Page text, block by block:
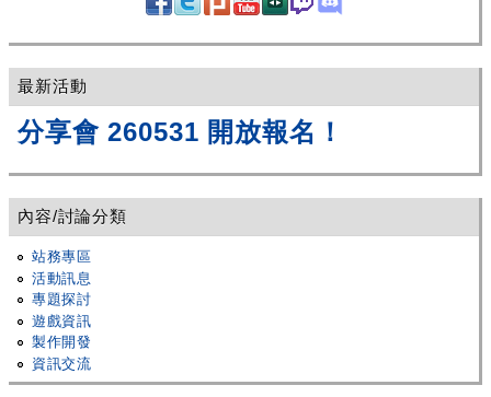
最新活動
分享會 260531 開放報名！
內容/討論分類
站務專區
活動訊息
專題探討
遊戲資訊
製作開發
資訊交流